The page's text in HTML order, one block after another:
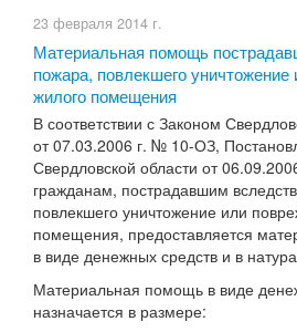
23 февраля 2014 г.
Материальная помощь
пожара, повлекшего
жилого помещения
В соответствии с Законом
от 07.03.2006 г. № 10-ОЗ,
Свердловской области от
гражданам, пострадавшим
повлекшего уничтожение или
помещения, предоставляется
в виде денежных средств и в
Материальная помощь в виде
назначается в размере: